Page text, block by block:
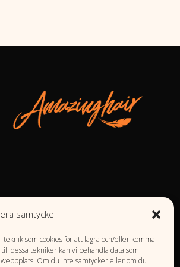
samtycke
som cookies för att lagra och/eller komma
dessa tekniker kan vi behandla data som
Om du inte samtycker eller om du